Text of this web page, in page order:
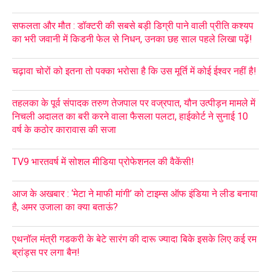
सफलता और मौत : डॉक्टरी की सबसे बड़ी डिग्री पाने वाली प्रीति कश्यप
का भरी जवानी में किडनी फेल से निधन, उनका छह साल पहले लिखा पढ़ें!
चढ़ावा चोरों को इतना तो पक्का भरोसा है कि उस मूर्ति में कोई ईश्वर नहीं है!
तहलका के पूर्व संपादक तरुण तेजपाल पर वज्रपात, यौन उत्पीड़न मामले में
निचली अदालत का बरी करने वाला फैसला पलटा, हाईकोर्ट ने सुनाई 10
वर्ष के कठोर कारावास की सजा
TV9 भारतवर्ष में सोशल मीडिया प्रोफेशनल की वैकेंसी!
आज के अखबार : ‘मेटा ने माफी मांगी’ को टाइम्स ऑफ इंडिया ने लीड बनाया
है, अमर उजाला का क्या बताऊं?
एथनॉल मंत्री गडकरी के बेटे सारंग की दारू ज्यादा बिके इसके लिए कई रम
ब्रांड्स पर लगा बैन!